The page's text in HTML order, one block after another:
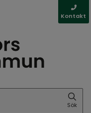
öppnas i nytt
till annan webbplats,
Kontakt
Sök